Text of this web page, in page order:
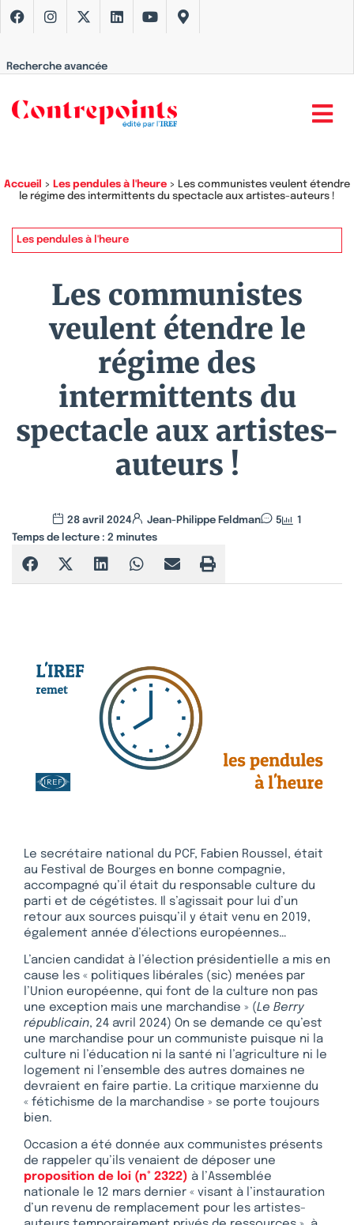
Recherche avancée
Accueil > Les pendules à l'heure > Les communistes veulent étendre
le régime des intermittents du spectacle aux artistes-auteurs !
Les pendules à l'heure
Les communistes
veulent étendre le
régime des
intermittents du
spectacle aux artistes-
auteurs !
28 avril 2024 Jean-Philippe Feldman 5
1
Temps de lecture : 2 minutes
Le secrétaire national du PCF, Fabien Roussel, était
au Festival de Bourges en bonne compagnie,
accompagné qu’il était du responsable culture du
parti et de cégétistes. Il s’agissait pour lui d’un
retour aux sources puisqu’il y était venu en 2019,
également année d’élections européennes…
L’ancien candidat à l’élection présidentielle a mis en
cause les « politiques libérales (sic) menées par
l’Union européenne, qui font de la culture non pas
une exception mais une marchandise » (Le Berry
républicain, 24 avril 2024) On se demande ce qu’est
une marchandise pour un communiste puisque ni la
culture ni l’éducation ni la santé ni l’agriculture ni le
logement ni l’ensemble des autres domaines ne
devraient en faire partie. La critique marxienne du
« fétichisme de la marchandise » se porte toujours
bien.
Occasion a été donnée aux communistes présents
de rappeler qu’ils venaient de déposer une
proposition de loi (n° 2322) à l’Assemblée
nationale le 12 mars dernier « visant à l’instauration
d’un revenu de remplacement pour les artistes-